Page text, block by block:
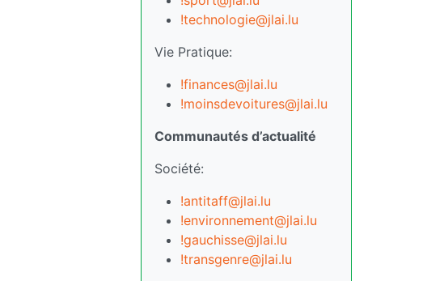
!technologie@jlai.lu
Vie Pratique:
!finances@jlai.lu
!moinsdevoitures@jlai.lu
Communautés d’actualité
Société:
!antitaff@jlai.lu
!environnement@jlai.lu
!gauchisse@jlai.lu
!transgenre@jlai.lu